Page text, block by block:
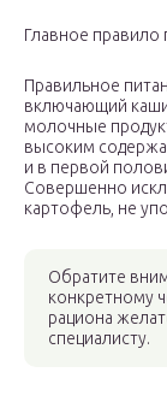
Главное правило
Правильное
включающий каши
молочные
высоким
и в первой
Совершенно
картофель, не
Обратите
конкретному
рациона
специалисту.